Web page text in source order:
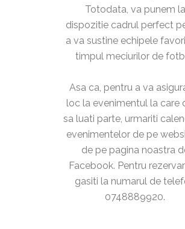
Totodata, va punem la
dispozitie cadrul perfect
a va sustine echipele
timpul meciurilor de
Asa ca, pentru a va
loc la evenimentul la care
sa luati parte, urmariti
evenimentelor de pe
de pe pagina noastra
Facebook. Pentru
gasiti la numarul de
0748889920.